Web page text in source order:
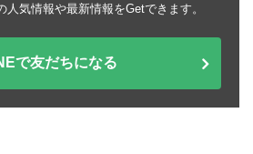
気情報や最新情報をGetできます。
で友だちになる